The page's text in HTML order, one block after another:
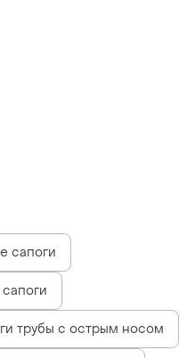
сапоги
трубы с острым носом